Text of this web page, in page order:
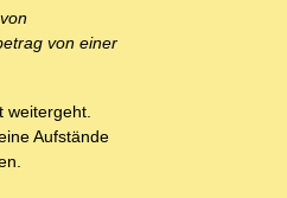
von einer
weitergeht.
Aufstände